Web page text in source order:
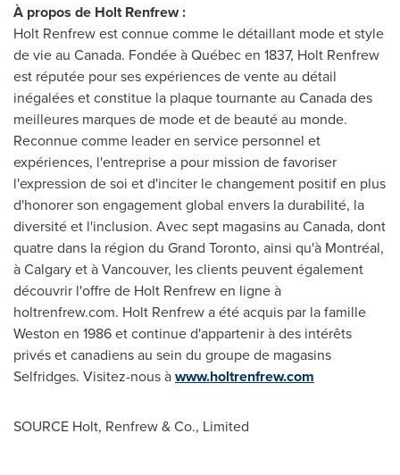
À propos de Holt Renfrew :
Holt Renfrewest connue comme le détaillant mode et style
de vie au Canada. Fondée à Québec en 1837, Holt Renfrew
est réputée pour ses expériences de vente au détail
inégalées et constitue la plaque tournante au Canadades
meilleures marques de mode et de beauté au monde.
Reconnue comme leader en service personnel et
expériences, l'entreprise a pour mission de favoriser
l'expression de soi et d'inciter le changement positif en plus
d'honorer son engagement global envers la durabilité, la
diversité et l'inclusion. Avec sept magasins au Canada, dont
quatre dans la région du Grand Toronto, ainsi qu'à Montréal,
àCalgaryet àVancouver, les clients peuvent également
découvrir l'offre de Holt Renfrew en ligne à
holtrenfrew.com. Holt Renfrewa été acquis par la famille
Weston en 1986 et continue d'appartenir à des intérêts
privés et canadiens au sein du groupe de magasins
Selfridges. Visitez-nous àwww.holtrenfrew.com
SOURCE Holt, Renfrew & Co., Limited